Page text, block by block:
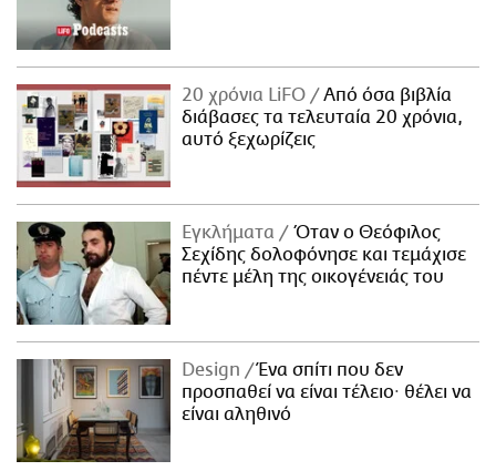
20 χρόνια LiFO
Από όσα βιβλία
διάβασες τα τελευταία 20 χρόνια,
αυτό ξεχωρίζεις
Εγκλήματα
Όταν ο Θεόφιλος
Σεχίδης δολοφόνησε και τεμάχισε
πέντε μέλη της οικογένειάς του
Design
Ένα σπίτι που δεν
προσπαθεί να είναι τέλειο· θέλει να
είναι αληθινό